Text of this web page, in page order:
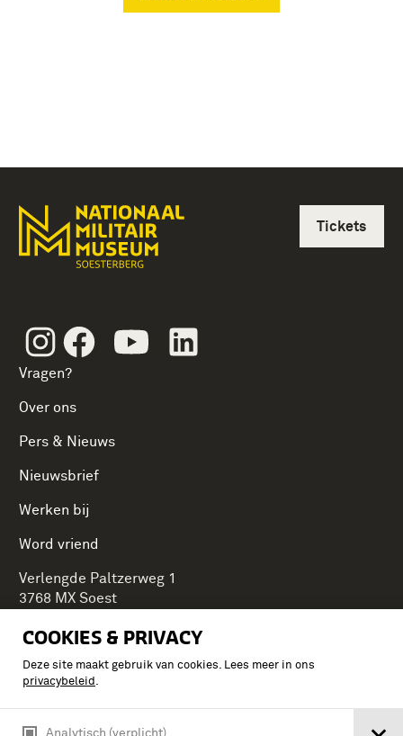
COOKIES & PRIVACY
Deze site maakt gebruik van cookies. Lees meer in ons
privacybeleid .
Analytisch (verplicht)
InstagramFacebookYoutube
Vragen?
Over ons
Pers & Nieuws
Nieuwsbrief
Werken bij
Word vriend
Tickets
Verlengde Paltzerweg 1
3768 MX Soest
Onderdeel van Stichting Koninklijke Defensiemusea,